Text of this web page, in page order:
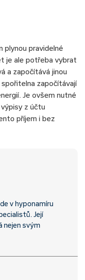
plynou pravidelné
je ale potřeba vybrat
a započítává jinou
započítávají
Je ovšem nutné
z účtu
příjem i bez
v hyponamíru
Její
nejen svým